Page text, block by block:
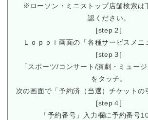
※ローソン・ミニストップ店舗検索は
認ください。
[step２]
Ｌｏｐｐｉ画面の「各種サービスメニ
[step３]
「スポーツ/コンサート/演劇・ミュージ
をタッチ。
次の画面で「予約済（当選）チケットの
[step４]
「予約番号」入力欄に予約番号10